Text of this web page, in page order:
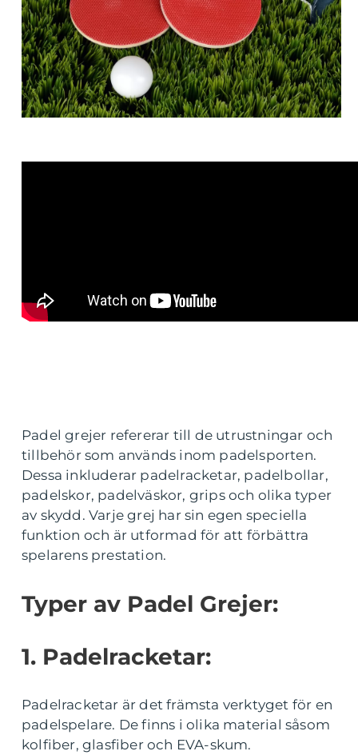
Padel grejer refererar till de utrustningar och
tillbehör som används inom padelsporten.
Dessa inkluderar padelracketar, padelbollar,
padelskor, padelväskor, grips och olika typer
av skydd. Varje grej har sin egen speciella
funktion och är utformad för att förbättra
spelarens prestation.
Typer av Padel Grejer:
1. Padelracketar:
Padelracketar är det främsta verktyget för en
padelspelare. De finns i olika material såsom
kolfiber, glasfiber och EVA-skum.